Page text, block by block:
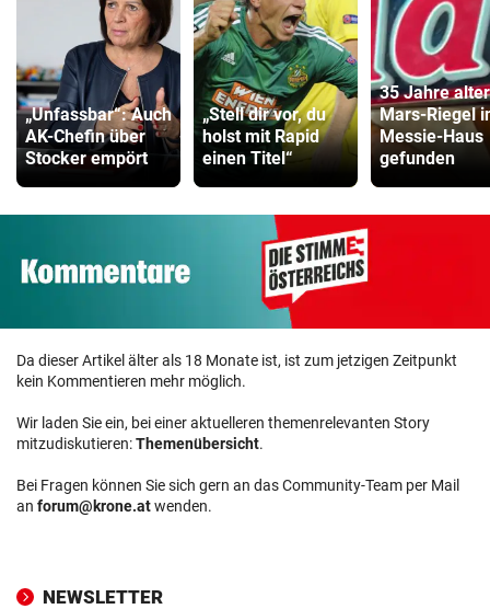
„Unfassbar“: Auch
AK-Chefin über
Stocker empört
„Stell dir vor, du
holst mit Rapid
einen Titel“
35 Jahre alter
Mars-Riegel
Messie-Haus
gefunden
Da dieser Artikel älter als 18 Monate ist, ist zum jetzigen Zeitpunkt
kein Kommentieren mehr möglich.
Wir laden Sie ein, bei einer aktuelleren themenrelevanten Story
mitzudiskutieren:Themenübersicht.
Bei Fragen können Sie sich gern an das Community-Team per Mail
an forum@krone.atwenden.
NEWSLETTER